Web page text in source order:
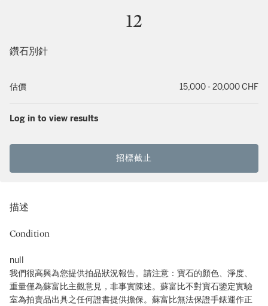
12
鑽石別針
估價 15,000 - 20,000 CHF
Log in to view results
招標截止
描述
Condition
null
我們很高興為您提供拍品狀況報告。請注意：寶石的顏色、淨度、
重量僅為蘇富比主觀意見，非事實陳述。蘇富比不對寶石鑒定實驗
室為拍賣品出具之任何證書提供擔保。蘇富比無法保證手錶運作正